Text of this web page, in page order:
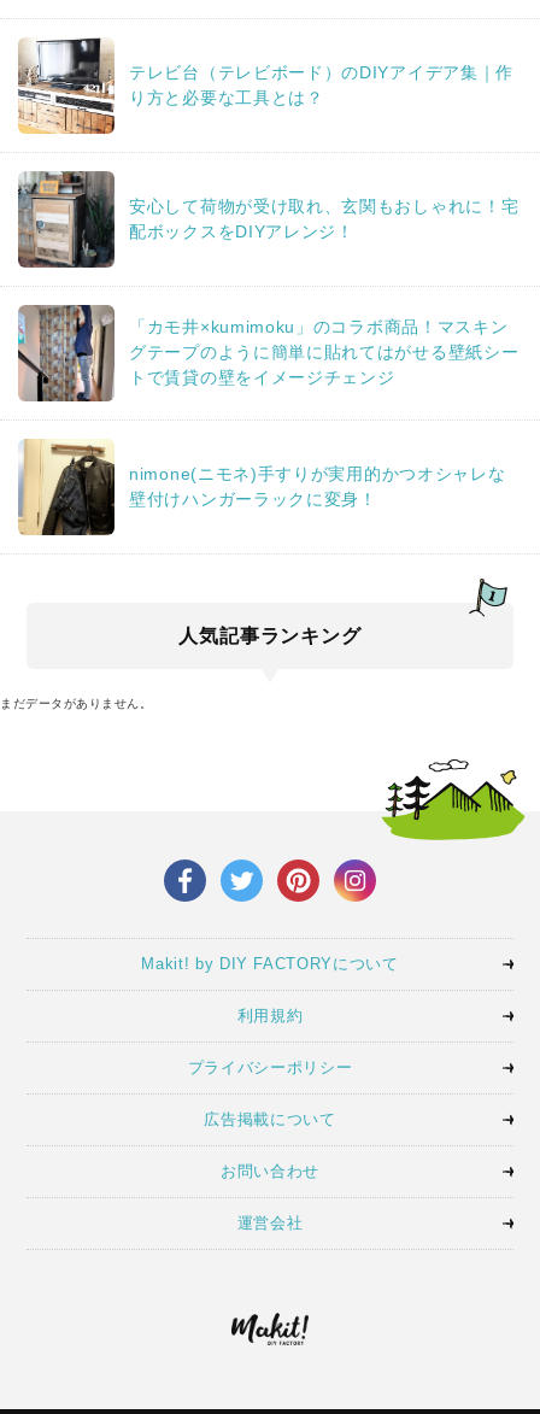
テレビ台（テレビボード）のDIYアイデア集｜作
り方と必要な工具とは？
安心して荷物が受け取れ、玄関もおしゃれに！宅
配ボックスをDIYアレンジ！
「カモ井×kumimoku」のコラボ商品！マスキン
グテープのように簡単に貼れてはがせる壁紙シー
トで賃貸の壁をイメージチェンジ
nimone(ニモネ)手すりが実用的かつオシャレな
壁付けハンガーラックに変身！
人気記事ランキング
まだデータがありません。
Makit! by DIY FACTORYについて
利用規約
プライバシーポリシー
広告掲載について
お問い合わせ
運営会社